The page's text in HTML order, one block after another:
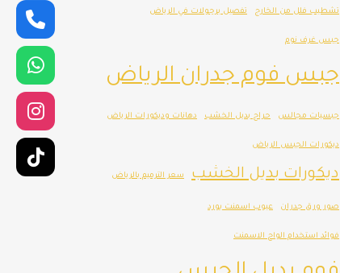
تشطيب فلل من الخارج تفصيل برجولات في الرياض
جبس غرف نوم
جبس فوم جدران الرياض
جبسيات مجالس حراج بديل الخشب دهانات وديكورات الرياض
ديكورات الجبس الرياض
ديكورات بديل الخشب سعر الترميم بالرياض
صور ورق جدران عيوب اسمنت بورد
فوائد استخدام الواح الاسمنت